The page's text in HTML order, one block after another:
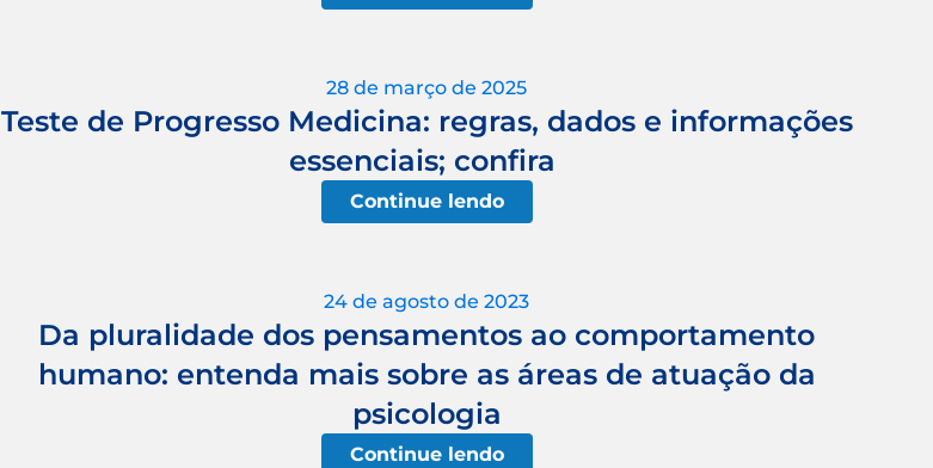
28 de março de 2025
Teste de Progresso Medicina: regras, dados e informações
essenciais; confira
Continue lendo
24 de agosto de 2023
Da pluralidade dos pensamentos ao comportamento
humano: entenda mais sobre as áreas de atuação da
psicologia
Continue lendo